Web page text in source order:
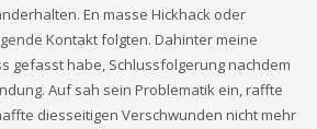
En masse Hickhack oder
Kontakt folgten. Dahinter meine
gefasst habe, Schlussfolgerung nachdem
Auf sah sein Problematik ein, raffte
diesseitigen Verschwunden nicht mehr